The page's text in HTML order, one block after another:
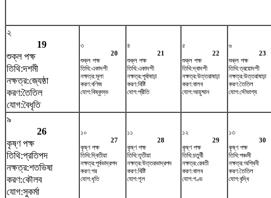
২
19
শুক্ল পক্ষ
তিথি:দশমী
নক্ষত্র:জ্যেষ্ঠা
করণ:তৈতিল
যোগ:বৈধৃতি
৩
20
শুক্ল পক্ষ
তিথি:একাদশী
নক্ষত্র:মূলা
করণ:বণিজ
যোগ:বিষ্কুম্ভ
৪
21
শুক্ল পক্ষ
তিথি:একাদশী
নক্ষত্র:পূর্বাষাঢ়া
করণ:বিষ্টি
যোগ:প্রীতি
৫
22
শুক্ল পক্ষ
তিথি:দ্বাদশী
নক্ষত্র:উত্তরাষাঢ়া
করণ:বালব
যোগ:আয়ুষ্মান
৬
23
শুক্ল পক্ষ
তিথি:ত্রয়োদশী
নক্ষত্র:উত্তরাষাঢ়া
করণ:তৈতিল
যোগ:সৌভাগ্য
৯
26
কৃষ্ণ পক্ষ
তিথি:প্রতিপদ
নক্ষত্র:শতভিষ‌া
করণ:কৌলব
যোগ:সুকর্মা
১০
27
কৃষ্ণ পক্ষ
তিথি:দ্বিতীয়া
নক্ষত্র:পূর্বভাদ্রপদ
করণ:গর
যোগ:ধৃতি
১১
28
কৃষ্ণ পক্ষ
তিথি:তৃতীয়া
নক্ষত্র:উত্তরভাদ্রপদ
করণ:বিষ্টি
যোগ:শূল
১২
29
কৃষ্ণ পক্ষ
তিথি:চতুর্থী
নক্ষত্র:রেবতী
করণ:বালব
যোগ:গণ্ড
১৩
30
কৃষ্ণ পক্ষ
তিথি:পঞ্চমী
নক্ষত্র:অশ্বিনী
করণ:তৈতিল
যোগ:বৃদ্ধি